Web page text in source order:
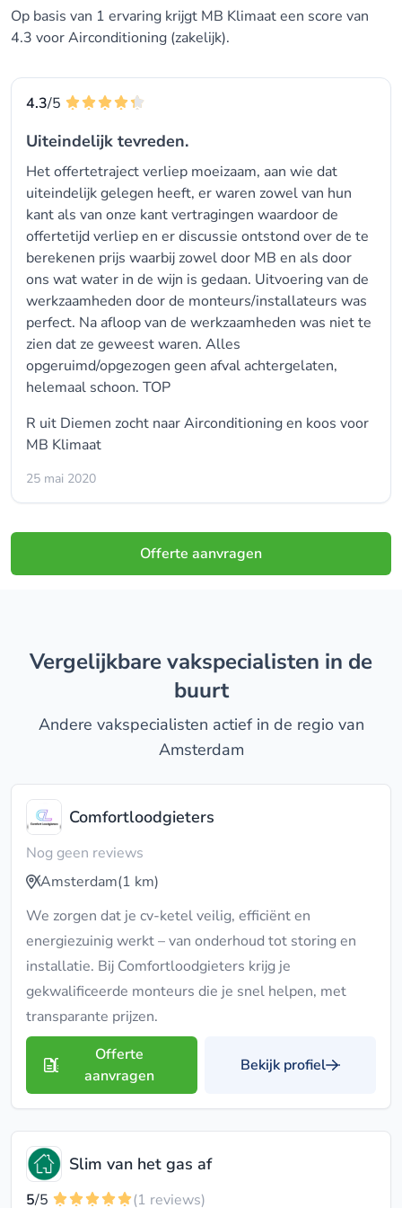
dienstverlening is onze verantwoordelijkheid. Alle
betrokken medewerkers, monteurs geven bij de
uitvoering van hun werkzaamheden invulling aan
het kwaliteitsbeleid.
Heeft u interesse in onze diensten? Wij maken
graag een afspraak.
Op basis van 1 ervaring krijgt MB Klimaat een score van
4.3 voor Airconditioning (zakelijk).
4.3/5
Uiteindelijk tevreden.
Het offertetraject verliep moeizaam, aan wie dat
uiteindelijk gelegen heeft, er waren zowel van hun
kant als van onze kant vertragingen waardoor de
offertetijd verliep en er discussie ontstond over de te
berekenen prijs waarbij zowel door MB en als door
ons wat water in de wijn is gedaan. Uitvoering van de
werkzaamheden door de monteurs/installateurs was
perfect. Na afloop van de werkzaamheden was niet te
zien dat ze geweest waren. Alles
opgeruimd/opgezogen geen afval achtergelaten,
helemaal schoon. TOP
R uit Diemen zocht naar Airconditioning en koos voor
MB Klimaat
25 mai 2020
Offerte aanvragen
Vergelijkbare vakspecialisten in de
buurt
Andere vakspecialisten actief in de regio van
Amsterdam
Comfortloodgieters
Nog geen reviews
Amsterdam(1 km)
We zorgen dat je cv-ketel veilig, efficiënt en
energiezuinig werkt – van onderhoud tot storing en
installatie. Bij Comfortloodgieters krijg je
gekwalificeerde monteurs die je snel helpen, met
transparante prijzen.
Offerte
aanvragen
Bekijk profiel
Slim van het gas af
5/5 (1 reviews)